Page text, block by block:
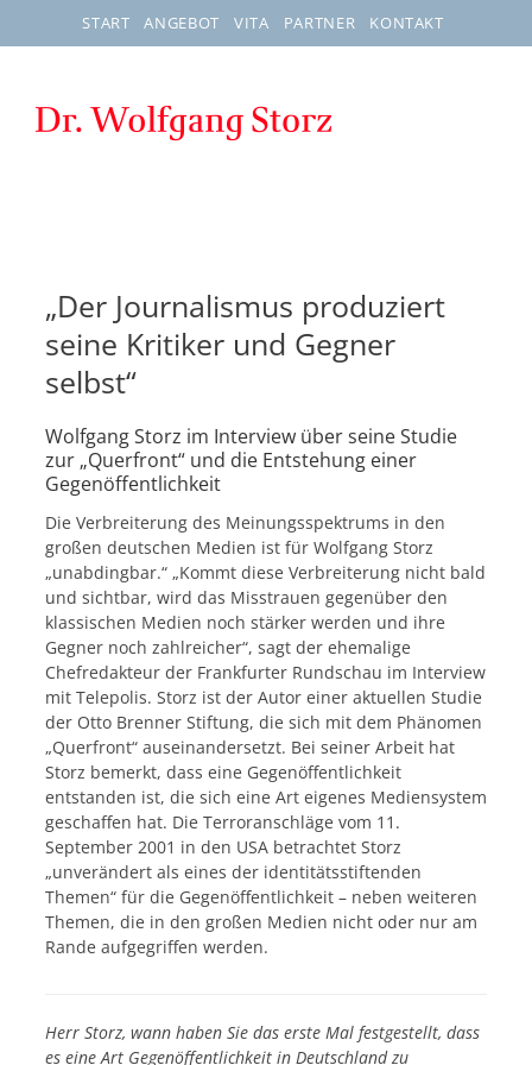
START ANGEBOT VITA PARTNER KONTAKT
„Der Journalismus produziert
seine Kritiker und Gegner
selbst“
Wolfgang Storz im Interview über seine Studie
zur „Querfront“ und die Entstehung einer
Gegenöffentlichkeit
Die Verbreiterung des Meinungsspektrums in den
großen deutschen Medien ist für Wolfgang Storz
„unabdingbar.“ „Kommt diese Verbreiterung nicht bald
und sichtbar, wird das Misstrauen gegenüber den
klassischen Medien noch stärker werden und ihre
Gegner noch zahlreicher“, sagt der ehemalige
Chefredakteur der Frankfurter Rundschau im Interview
mit Telepolis. Storz ist der Autor einer aktuellen Studie
der Otto Brenner Stiftung, die sich mit dem Phänomen
„Querfront“ auseinandersetzt. Bei seiner Arbeit hat
Storz bemerkt, dass eine Gegenöffentlichkeit
entstanden ist, die sich eine Art eigenes Mediensystem
geschaffen hat. Die Terroranschläge vom 11.
September 2001 in den USA betrachtet Storz
„unverändert als eines der identitätsstiftenden
Themen“ für die Gegenöffentlichkeit – neben weiteren
Themen, die in den großen Medien nicht oder nur am
Rande aufgegriffen werden.
Herr Storz, wann haben Sie das erste Mal festgestellt, dass
es eine Art Gegenöffentlichkeit in Deutschland zu